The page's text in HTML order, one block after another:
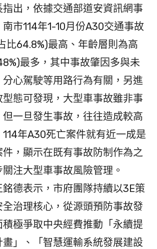
出，依據交通部道安資訊網事
市114年1-10月份A30交通事故
比64.8%)最高、年齡層則為高
最多，其中事故肇因多與未
心駕駛等用路行為有關，另進
態可發現，大型車事故雖非事
一旦發生事故，往往造成較高
年A30死亡案件就有近一成是
，顯示在既有事故防制作為之
注大型車事故風險管理。
德表示，市府團隊持續以3E策
全治理核心，從源頭預防事故發
極爭取中央經費推動「永續提
」、「智慧運輸系統發展建設